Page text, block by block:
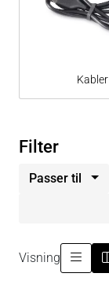
Kabler
Filter
Passer til
Visning